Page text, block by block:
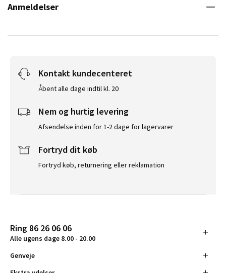
Anmeldelser
Kontakt kundecenteret
Åbent alle dage indtil kl. 20
Nem og hurtig levering
Afsendelse inden for 1-2 dage for lagervarer
Fortryd dit køb
Fortryd køb, returnering eller reklamation
Ring 86 26 06 06
Alle ugens dage 8.00 - 20.00
Genveje